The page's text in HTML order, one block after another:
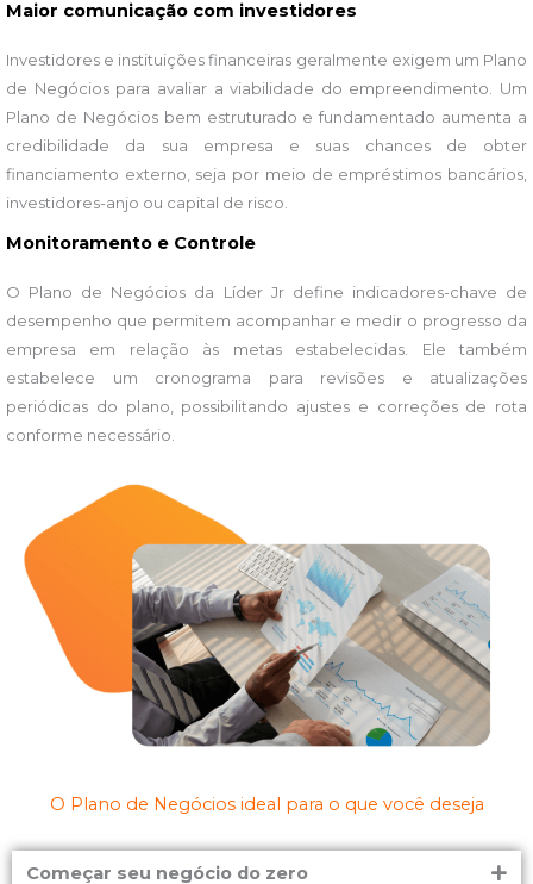
Maior comunicação com investidores
Investidores e instituições financeiras geralmente exigem um Plano
de Negócios para avaliar a viabilidade do empreendimento. Um
Plano de Negócios bem estruturado e fundamentado aumenta a
credibilidade da sua empresa e suas chances de obter
financiamento externo, seja por meio de empréstimos bancários,
investidores-anjo ou capital de risco.
Monitoramento e Controle
O Plano de Negócios da Líder Jr define indicadores-chave de
desempenho que permitem acompanhar e medir o progresso da
empresa em relação às metas estabelecidas. Ele também
estabelece um cronograma para revisões e atualizações
periódicas do plano, possibilitando ajustes e correções de rota
conforme necessário.
O Plano de Negócios ideal para o que você deseja
Começar seu negócio do zero